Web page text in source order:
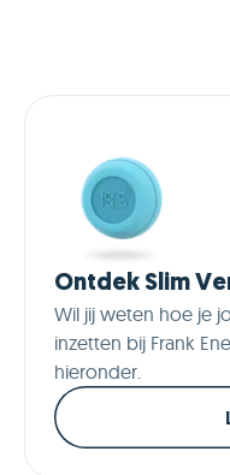
Ontdek Slim
Wil jij weten hoe je
inzetten bij Frank
hieronder.